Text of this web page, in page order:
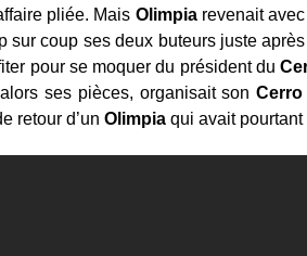
pliée. Mais Olimpiarevenait avec
sur coup ses deux buteurs juste
pour se moquer du président du
ses pièces, organisait sonCerro
retour d’un Olimpiaqui avait pourtant